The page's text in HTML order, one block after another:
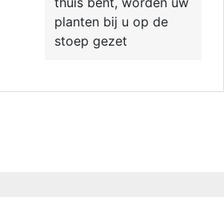
planten bij u op de
stoep gezet